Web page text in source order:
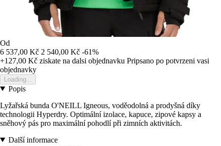
Od
6 537,00 Kč 2 540,00 Kč -61%
+127,00 Kč ziskate na dalsi objednavku Pripsano po potvrzeni vasi
objednavky
Loading...
Popis
Lyžařská bunda O'NEILL Igneous, voděodolná a prodyšná díky
technologii Hyperdry. Optimální izolace, kapuce, zipové kapsy a
sněhový pás pro maximální pohodlí při zimních aktivitách.
Další informace